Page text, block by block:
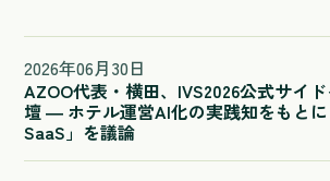
2026年06月30日
AZOO代表・横田、IVS2026公式サイ
壇 ― ホテル運営AI化の実践知をもと
SaaS」を議論